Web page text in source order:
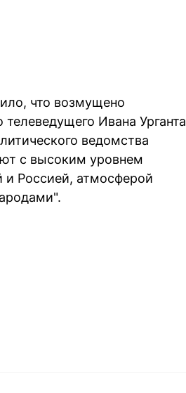
что возмущено
Ивана Урганта
ведомства
с высоким уровнем
и Россией, атмосферой